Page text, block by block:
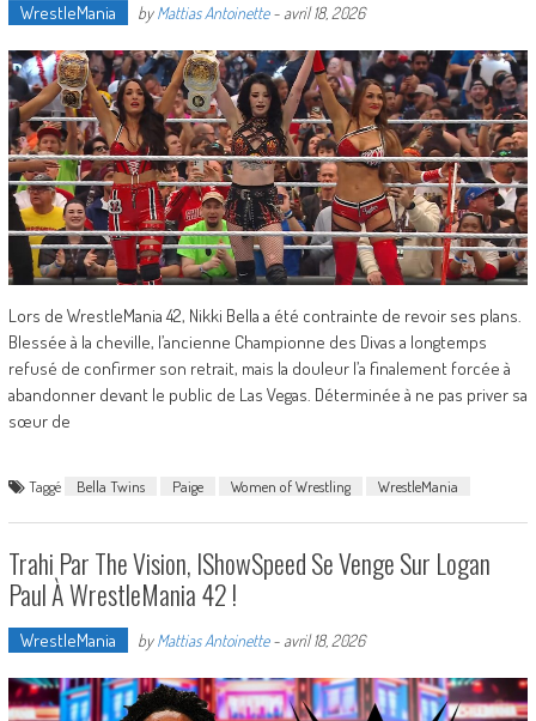
WrestleMania byMattias Antoinette- avril 18, 2026
Lors de WrestleMania 42, Nikki Bella a été contrainte de revoir ses plans.
Blessée à la cheville, l’ancienne Championne des Divas a longtemps
refusé de confirmer son retrait, mais la douleur l’a finalement forcée à
abandonner devant le public de Las Vegas. Déterminée à ne pas priver sa
sœur de
Taggé Bella Twins Paige Women of Wrestling WrestleMania
Trahi Par The Vision, IShowSpeed Se Venge Sur Logan
Paul À WrestleMania 42 !
WrestleMania byMattias Antoinette- avril 18, 2026